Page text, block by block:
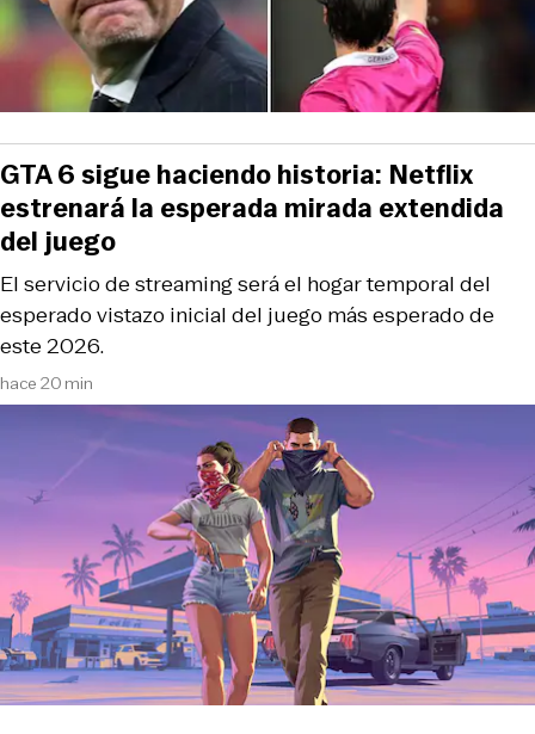
hace 20 min
El servicio de streaming será el hogar temporal del
esperado vistazo inicial del juego más esperado de
este 2026.
GTA 6 sigue haciendo historia: Netflix
estrenará la esperada mirada extendida
del juego